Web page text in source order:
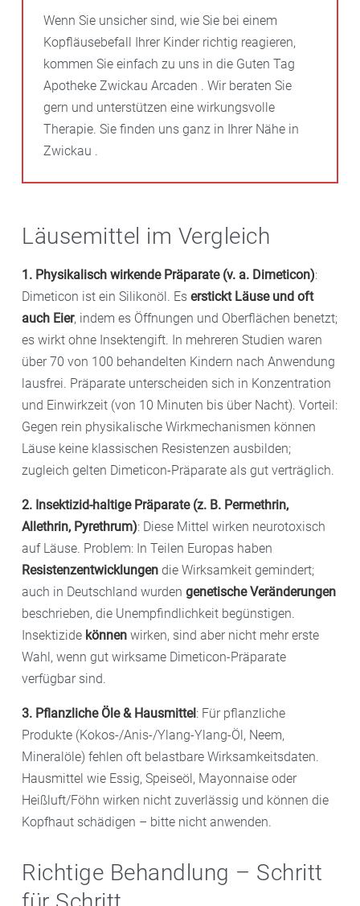
Wenn Sie unsicher sind, wie Sie bei einem
Kopfläusebefall Ihrer Kinder richtig reagieren,
kommen Sie einfach zu uns in die Guten Tag
Apotheke Zwickau Arcaden . Wir beraten Sie
gern und unterstützen eine wirkungsvolle
Therapie. Sie finden uns ganz in Ihrer Nähe in
Zwickau .
Läusemittel im Vergleich
1. Physikalisch wirkende Präparate (v. a. Dimeticon):
Dimeticon ist ein Silikonöl. Es erstickt Läuse und oft
auch Eier, indem es Öffnungen und Oberflächen benetzt;
es wirkt ohne Insektengift. In mehreren Studien waren
über 70 von 100 behandelten Kindern nach Anwendung
lausfrei. Präparate unterscheiden sich in Konzentration
und Einwirkzeit (von 10 Minuten bis über Nacht). Vorteil:
Gegen rein physikalische Wirkmechanismen können
Läuse keine klassischen Resistenzen ausbilden;
zugleich gelten Dimeticon-Präparate als gut verträglich.
2. Insektizid-haltige Präparate (z. B. Permethrin,
Allethrin, Pyrethrum): Diese Mittel wirken neurotoxisch
auf Läuse. Problem: In Teilen Europas haben
Resistenzentwicklungen die Wirksamkeit gemindert;
auch in Deutschland wurden genetische Veränderungen
beschrieben, die Unempfindlichkeit begünstigen.
Insektizide können wirken, sind aber nicht mehr erste
Wahl, wenn gut wirksame Dimeticon-Präparate
verfügbar sind.
3. Pflanzliche Öle & Hausmittel: Für pflanzliche
Produkte (Kokos-/Anis-/Ylang-Ylang-Öl, Neem,
Mineralöle) fehlen oft belastbare Wirksamkeitsdaten.
Hausmittel wie Essig, Speiseöl, Mayonnaise oder
Heißluft/Föhn wirken nicht zuverlässig und können die
Kopfhaut schädigen – bitte nicht anwenden.
Richtige Behandlung – Schritt